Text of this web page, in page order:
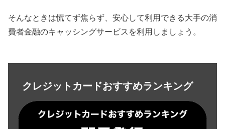
そんなときは慌てず焦らず、安心して利用できる大手の消
費者金融のキャッシングサービスを利用しましょう。
クレジットカードおすすめランキング